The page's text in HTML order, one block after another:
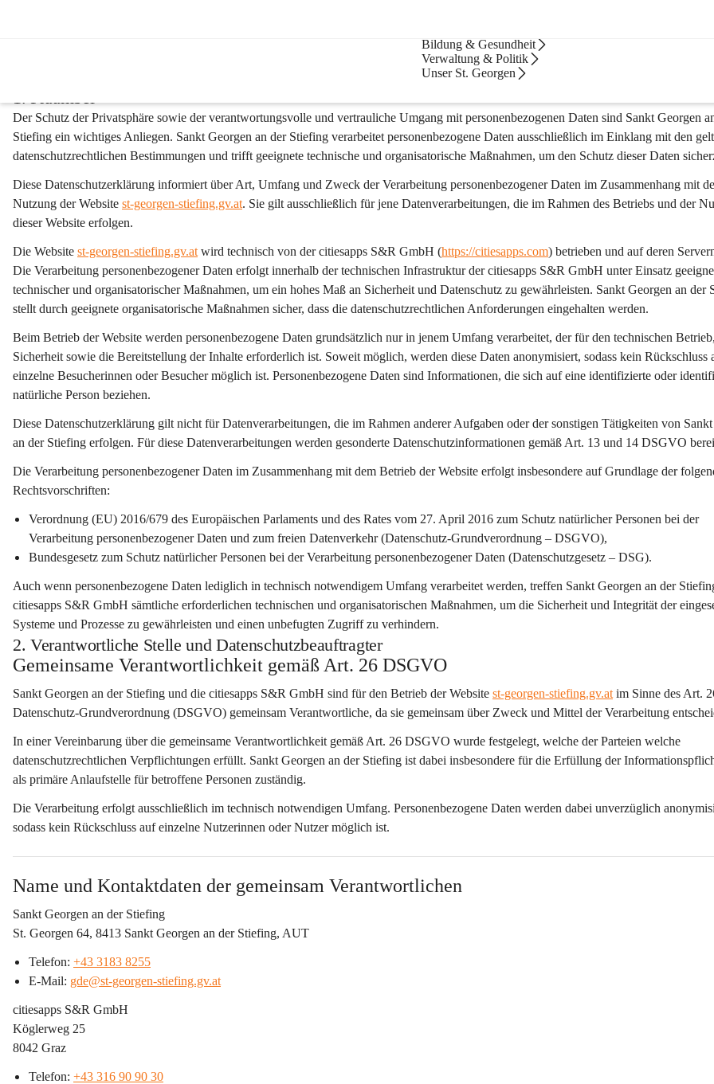
Bildung & Gesundheit
Verwaltung & Politik
Unser St. Georgen
Datenschutzerklärung der Website
1. Präambel
Der Schutz der Privatsphäre sowie der verantwortungsvolle und vertrauliche Umgang mit personenbezogenen Daten sind Sankt Georgen
Stiefing ein wichtiges Anliegen. Sankt Georgen an der Stiefing verarbeitet personenbezogene Daten ausschließlich im Einklang mit den
datenschutzrechtlichen Bestimmungen und trifft geeignete technische und organisatorische Maßnahmen, um den Schutz dieser Daten
Diese Datenschutzerklärung informiert über Art, Umfang und Zweck der Verarbeitung personenbezogener Daten im Zusammenhang mit
Nutzung der Website st-georgen-stiefing.gv.at. Sie gilt ausschließlich für jene Datenverarbeitungen, die im Rahmen des Betriebs und der
dieser Website erfolgen.
Die Website st-georgen-stiefing.gv.at wird technisch von der citiesapps S&R GmbH (https://citiesapps.com) betrieben und auf deren
Die Verarbeitung personenbezogener Daten erfolgt innerhalb der technischen Infrastruktur der citiesapps S&R GmbH unter Einsatz
technischer und organisatorischer Maßnahmen, um ein hohes Maß an Sicherheit und Datenschutz zu gewährleisten. Sankt Georgen an der
stellt durch geeignete organisatorische Maßnahmen sicher, dass die datenschutzrechtlichen Anforderungen eingehalten werden.
Beim Betrieb der Website werden personenbezogene Daten grundsätzlich nur in jenem Umfang verarbeitet, der für den technischen
Sicherheit sowie die Bereitstellung der Inhalte erforderlich ist. Soweit möglich, werden diese Daten anonymisiert, sodass kein Rückschluss
einzelne Besucherinnen oder Besucher möglich ist. Personenbezogene Daten sind Informationen, die sich auf eine identifizierte oder
natürliche Person beziehen.
Diese Datenschutzerklärung gilt nicht für Datenverarbeitungen, die im Rahmen anderer Aufgaben oder der sonstigen Tätigkeiten von
an der Stiefing erfolgen. Für diese Datenverarbeitungen werden gesonderte Datenschutzinformationen gemäß Art. 13 und 14 DSGVO
Die Verarbeitung personenbezogener Daten im Zusammenhang mit dem Betrieb der Website erfolgt insbesondere auf Grundlage der
Rechtsvorschriften:
Verordnung (EU) 2016/679 des Europäischen Parlaments und des Rates vom 27. April 2016 zum Schutz natürlicher Personen bei der
Verarbeitung personenbezogener Daten und zum freien Datenverkehr (Datenschutz-Grundverordnung – DSGVO),
Bundesgesetz zum Schutz natürlicher Personen bei der Verarbeitung personenbezogener Daten (Datenschutzgesetz – DSG).
Auch wenn personenbezogene Daten lediglich in technisch notwendigem Umfang verarbeitet werden, treffen Sankt Georgen an der
citiesapps S&R GmbH sämtliche erforderlichen technischen und organisatorischen Maßnahmen, um die Sicherheit und Integrität der
Systeme und Prozesse zu gewährleisten und einen unbefugten Zugriff zu verhindern.
2. Verantwortliche Stelle und Datenschutzbeauftragter
Gemeinsame Verantwortlichkeit gemäß Art. 26 DSGVO
Sankt Georgen an der Stiefing und die citiesapps S&R GmbH sind für den Betrieb der Website st-georgen-stiefing.gv.at im Sinne des Art.
Datenschutz-Grundverordnung (DSGVO) gemeinsam Verantwortliche, da sie gemeinsam über Zweck und Mittel der Verarbeitung
In einer Vereinbarung über die gemeinsame Verantwortlichkeit gemäß Art. 26 DSGVO wurde festgelegt, welche der Parteien welche
datenschutzrechtlichen Verpflichtungen erfüllt. Sankt Georgen an der Stiefing ist dabei insbesondere für die Erfüllung der
als primäre Anlaufstelle für betroffene Personen zuständig.
Die Verarbeitung erfolgt ausschließlich im technisch notwendigen Umfang. Personenbezogene Daten werden dabei unverzüglich
sodass kein Rückschluss auf einzelne Nutzerinnen oder Nutzer möglich ist.
Name und Kontaktdaten der gemeinsam Verantwortlichen
Sankt Georgen an der Stiefing
St. Georgen 64, 8413 Sankt Georgen an der Stiefing, AUT
Telefon: +43 3183 8255
E-Mail: gde@st-georgen-stiefing.gv.at
citiesapps S&R GmbH
Köglerweg 25
8042 Graz
Telefon: +43 316 90 90 30